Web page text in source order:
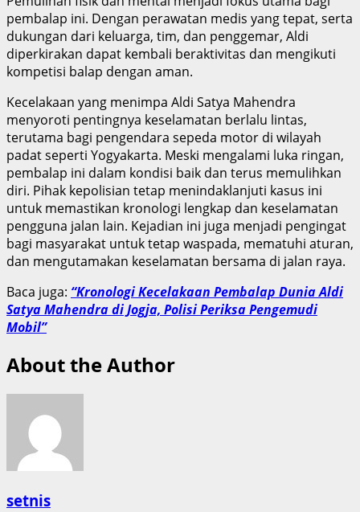
pembalap ini. Dengan perawatan medis yang tepat, serta
dukungan dari keluarga, tim, dan penggemar, Aldi
diperkirakan dapat kembali beraktivitas dan mengikuti
kompetisi balap dengan aman.
Kecelakaan yang menimpa Aldi Satya Mahendra
menyoroti pentingnya keselamatan berlalu lintas,
terutama bagi pengendara sepeda motor di wilayah
padat seperti Yogyakarta. Meski mengalami luka ringan,
pembalap ini dalam kondisi baik dan terus memulihkan
diri. Pihak kepolisian tetap menindaklanjuti kasus ini
untuk memastikan kronologi lengkap dan keselamatan
pengguna jalan lain. Kejadian ini juga menjadi pengingat
bagi masyarakat untuk tetap waspada, mematuhi aturan,
dan mengutamakan keselamatan bersama di jalan raya.
Baca juga: “Kronologi Kecelakaan Pembalap Dunia Aldi
Satya Mahendra di Jogja, Polisi Periksa Pengemudi
Mobil”
About the Author
setnis